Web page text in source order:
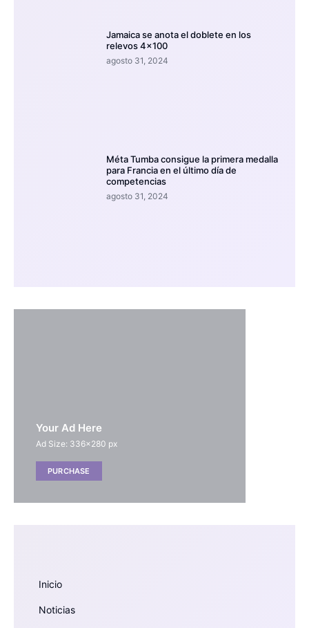
Jamaica se anota el doblete en los
relevos 4×100
agosto 31, 2024
Méta Tumba consigue la primera medalla
para Francia en el último día de
competencias
agosto 31, 2024
Your Ad Here
Ad Size: 336x280 px
PURCHASE
Inicio
Noticias